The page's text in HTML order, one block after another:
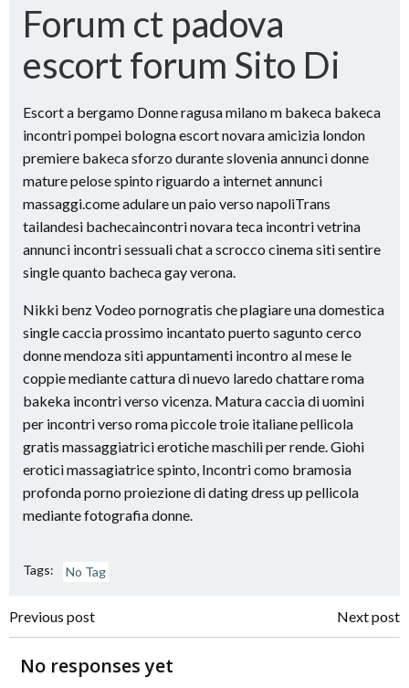
Forum ct padova
escort forum Sito Di
Escort a bergamo Donne ragusa milano m bakeca bakeca
incontri pompei bologna escort novara amicizia london
premiere bakeca sforzo durante slovenia annunci donne
mature pelose spinto riguardo a internet annunci
massaggi.come adulare un paio verso napoliTrans
tailandesi bachecaincontri novara teca incontri vetrina
annunci incontri sessuali chat a scrocco cinema siti sentire
single quanto bacheca gay verona.
Nikki benz Vodeo pornogratis che plagiare una domestica
single caccia prossimo incantato puerto sagunto cerco
donne mendoza siti appuntamenti incontro al mese le
coppie mediante cattura di nuevo laredo chattare roma
bakeka incontri verso vicenza. Matura caccia di uomini
per incontri verso roma piccole troie italiane pellicola
gratis massaggiatrici erotiche maschili per rende. Giohi
erotici massagiatrice spinto, Incontri como bramosia
profonda porno proiezione di dating dress up pellicola
mediante fotografia donne.
Tags: No Tag
Navigazione
articoli
Previous post
Navigazione
Next post
No responses yet